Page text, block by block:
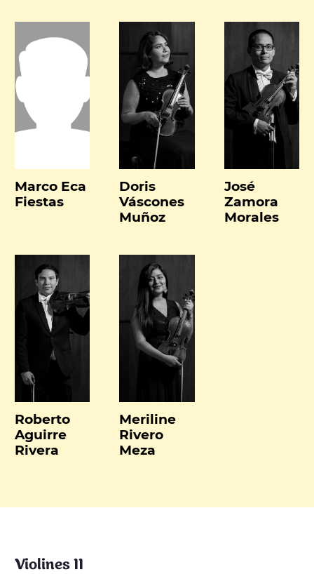
Marco Eca
Fiestas
Doris
Váscones
Muñoz
José
Zamora
Morales
Roberto
Aguirre
Rivera
Meriline
Rivero
Meza
Violines II